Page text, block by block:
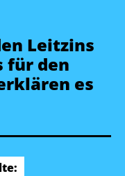
Leitzins
für den
es